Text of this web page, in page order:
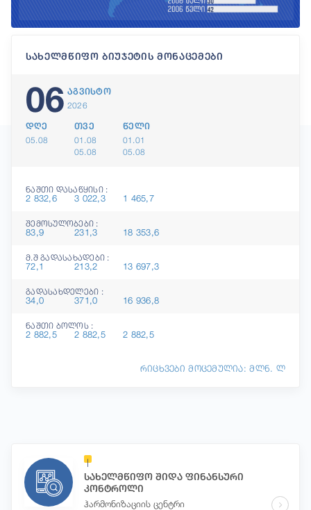
სახელმწიფო ბიუჯეტის მონაცემები
06 აგვისტო
2026
დღე
05.08
თვე
01.08
05.08
წელი
01.01
05.08
ნაშთი დასაწყისი :
2 832,6 3 022,3 1 465,7
შემოსულობები :
83,9 231,3 18 353,6
მ.შ გადასახადები :
72,1 213,2 13 697,3
გადასახდელები :
34,0 371,0 16 936,8
ნაშთი ბოლოს :
2 882,5 2 882,5 2 882,5
რიცხვები მოცემულია: მლნ. ლ
სახელმწიფო შიდა ფინანსური
კონტროლი
ჰარმონიზაციის ცენტრი